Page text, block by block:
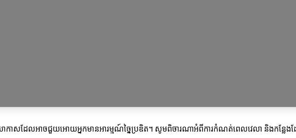
ាកាសដែលអាចជួយអោយអ្នកមានអារម្មណ៍ច្នៃប្រឌិត។ សូមពិចារណាអំពីការកំណត់ពេលវេលា និងកន្លែងដ